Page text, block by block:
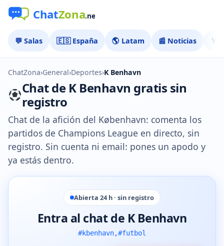
💬 Salas 🇪🇸 España 🌎 Latam 📰 Noticias 🏅
ChatZona›General›Deportes›K Benhavn
Chat de K Benhavn gratis sin
registro
Chat de la afición del København: comenta los
partidos de Champions League en directo, sin
registro. Sin cuenta ni email: pones un apodo y
ya estás dentro.
Abierta 24 h · sin registro
Entra al chat de K Benhavn
#kbenhavn,#futbol